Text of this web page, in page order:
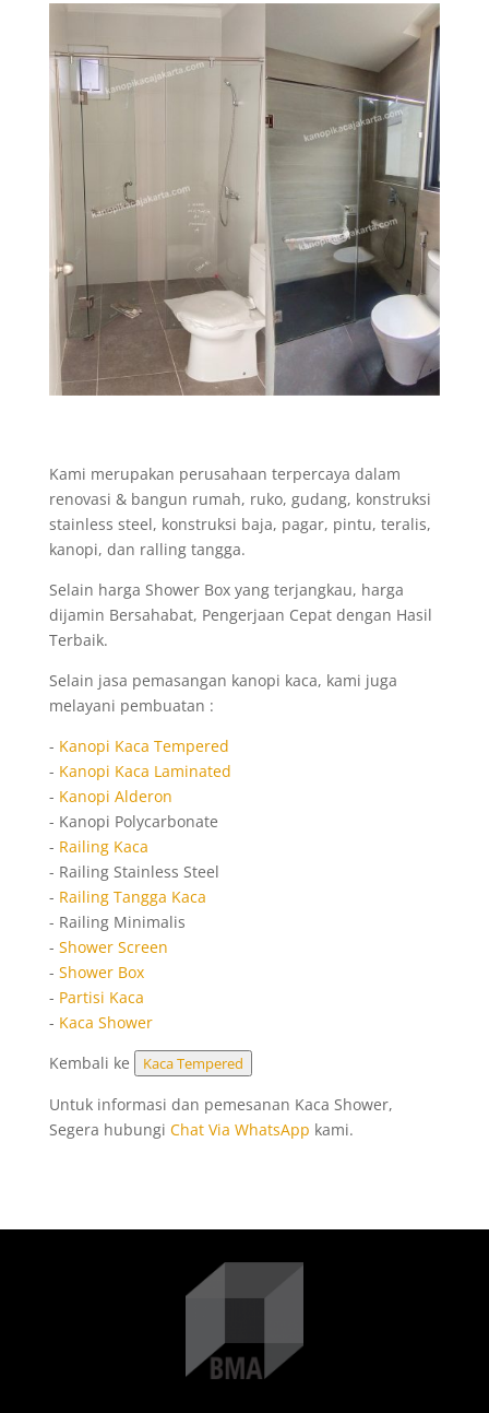
Kami merupakan perusahaan terpercaya dalam
renovasi & bangun rumah, ruko, gudang, konstruksi
stainless steel, konstruksi baja, pagar, pintu, teralis,
kanopi, dan ralling tangga.
Selain harga Shower Box yang terjangkau, harga
dijamin Bersahabat, Pengerjaan Cepat dengan Hasil
Terbaik.
Selain jasa pemasangan kanopi kaca, kami juga
melayani pembuatan :
- Kanopi Kaca Tempered
- Kanopi Kaca Laminated
- Kanopi Alderon
- Kanopi Polycarbonate
- Railing Kaca
- Railing Stainless Steel
- Railing Tangga Kaca
- Railing Minimalis
- Shower Screen
- Shower Box
- Partisi Kaca
- Kaca Shower
Kembali ke
Kaca Tempered
Untuk informasi dan pemesanan Kaca Shower,
Segera hubungi Chat Via WhatsApp kami.